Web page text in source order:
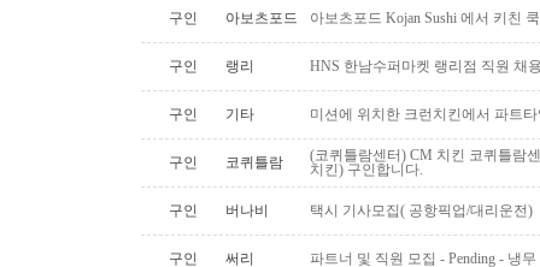
구인 아보츠포드 아보츠포드 Kojan Sushi 에서 키친
구인 랭리 HNS 한남수퍼마켓 랭리점 직원 채
구인 기타 미션에 위치한 크런치킨에서 파트
구인 코퀴틀람
(코퀴틀람센터) CM 치킨 코퀴틀람
치킨) 구인합니다.
구인 버나비 택시 기사모집( 공항픽업/대리운전)
구인 써리 파트너 및 직원 모집 - Pending - 냉무